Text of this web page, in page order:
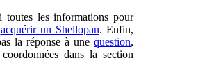
toutes les informations pour
acquérir un Shellopan. Enfin,
la réponse à une question,
dans la section